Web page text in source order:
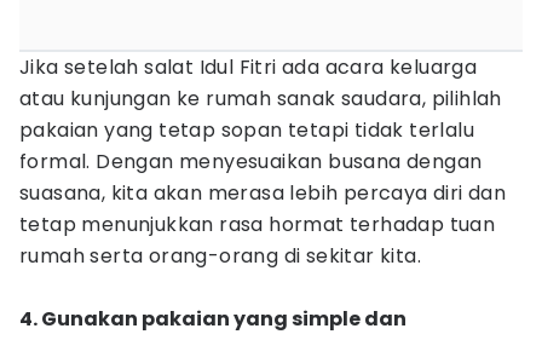
Jika setelah salat Idul Fitri ada acara keluarga
atau kunjungan ke rumah sanak saudara, pilihlah
pakaian yang tetap sopan tetapi tidak terlalu
formal. Dengan menyesuaikan busana dengan
suasana, kita akan merasa lebih percaya diri dan
tetap menunjukkan rasa hormat terhadap tuan
rumah serta orang-orang di sekitar kita.
4. Gunakan pakaian yang simple dan